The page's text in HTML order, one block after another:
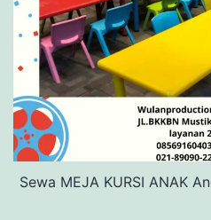
Sewa MEJA KURSI ANAK